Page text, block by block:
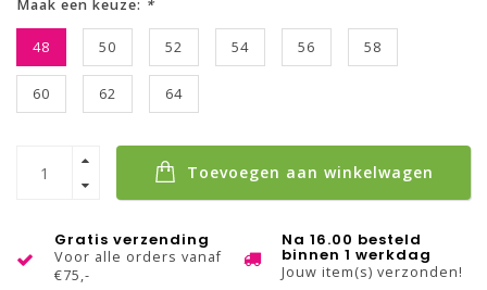
Maak een keuze: *
48 50 52 54 56 58
60 62 64
Toevoegen aan winkelwagen
Gratis verzending
Voor alle orders vanaf
€75,-
Na 16.00 besteld
binnen 1 werkdag
Jouw item(s) verzonden!